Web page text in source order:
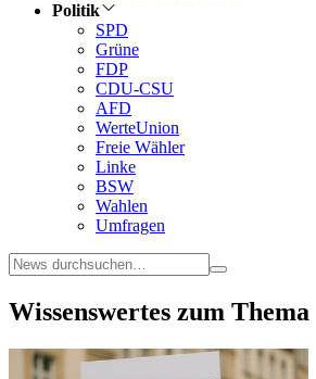
Politik
SPD
Grüne
FDP
CDU-CSU
AFD
WerteUnion
Freie Wähler
Linke
BSW
Wahlen
Umfragen
Wissenswertes zum Thema